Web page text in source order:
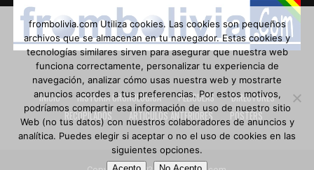
INICIO HISTORIA CRONOLÓGICA PELÍCULAS
DIRECTORES
RECOPILADOS
ARTÍCULOS ANTERIORES POSTERS
frombolivia.com Utiliza cookies. Las cookies son pequeños
archivos que se almacenan en tu navegador. Estas cookies y
tecnologías similares sirven para asegurar que nuestra web
funciona correctamente, personalizar tu experiencia de
navegación, analizar cómo usas nuestra web y mostrarte
anuncios acordes a tus preferencias. Por estos motivos,
podríamos compartir esa información de uso de nuestro sitio
Web (no tus datos) con nuestros colaboradores de anuncios y
analítica. Puedes elegir si aceptar o no el uso de cookies en las
siguientes opciones.